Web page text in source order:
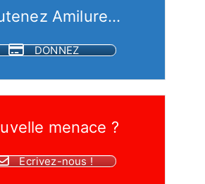
Amilure...
DONNEZ
menace ?
Ecrivez-nous !